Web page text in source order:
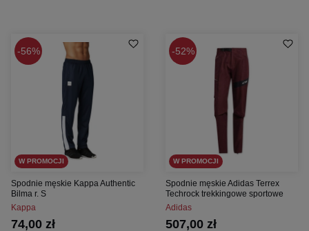
56%
W PROMOCJI
Spodnie męskie Kappa Authentic
Bilma r. S
Kappa
74,00 zł
52%
W PROMOCJI
Spodnie męskie Adidas Terrex
Techrock trekkingowe sportowe
Adidas
507,00 zł